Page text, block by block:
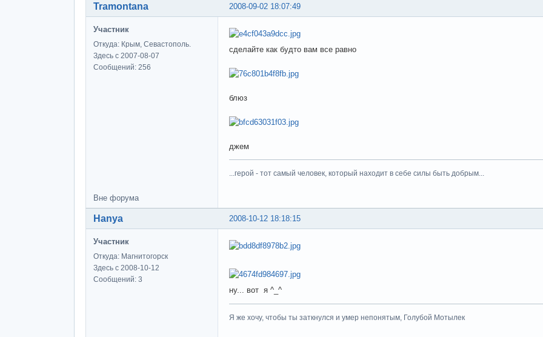
2008-09-02 18:07:49
Tramontana
Участник
Откуда: Крым, Севастополь.
Здесь с 2007-08-07
Сообщений: 256
сделайте как будто вам все равно
блюз
джем
...герой - тот самый человек, который находит в себе силы быть добрым...
Вне форума
2008-10-12 18:18:15
Hanya
Участник
Откуда: Магнитогорск
Здесь с 2008-10-12
Сообщений: 3
ну... вот я ^_^
Я же хочу, чтобы ты заткнулся и умер непонятым, Голубой Мотылек